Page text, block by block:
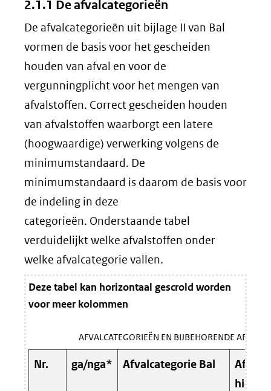
2.1.1 De afvalcategorieën
De afvalcategorieën uit bijlage II van Bal
vormen de basis voor het gescheiden
houden van afval en voor de
vergunningplicht voor het mengen van
afvalstoffen. Correct gescheiden houden
van afvalstoffen waarborgt een latere
(hoogwaardige) verwerking volgens de
minimumstandaard. De
minimumstandaard is daarom de basis voor
de indeling in deze
categorieën. Onderstaande tabel
verduidelijkt welke afvalstoffen onder
welke afvalcategorie vallen.
Deze tabel kan horizontaal gescrold worden
voor meer kolommen
AFVALCATEGORIEËN EN BIJBEHORENDE
Nr. ga/nga* Afvalcategorie Bal